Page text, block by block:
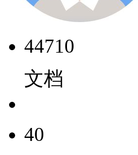
44710
文档
40